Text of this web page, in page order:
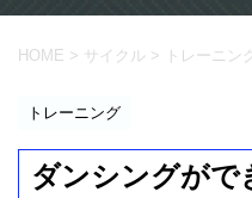
HOME > サイクル > トレーニン
トレーニング
ダンシングがで